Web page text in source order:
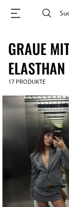
GRAUE
ELASTHAN
17 PRODUKTE